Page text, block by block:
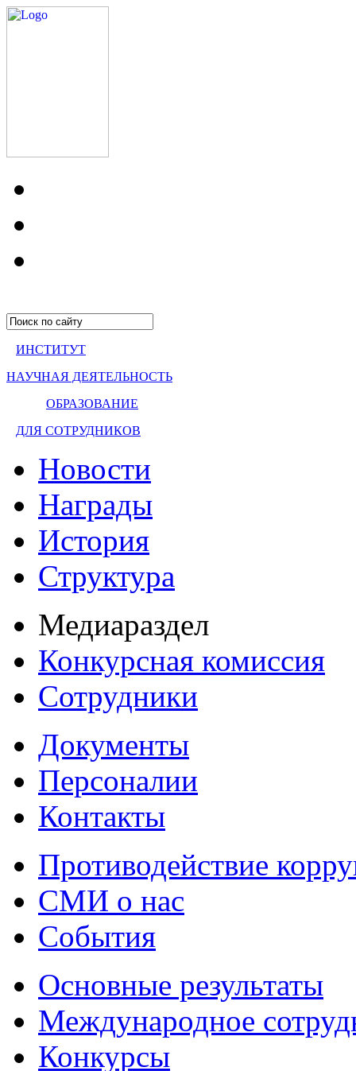
ИНСТИТУТ
НАУЧНАЯ ДЕЯТЕЛЬНОСТЬ
ОБРАЗОВАНИЕ
ДЛЯ СОТРУДНИКОВ
Новости
Награды
История
Структура
Медиараздел
Конкурсная комиссия
Сотрудники
Документы
Персоналии
Контакты
Противодействие
СМИ о нас
События
Основные результаты
Международное
Конкурсы